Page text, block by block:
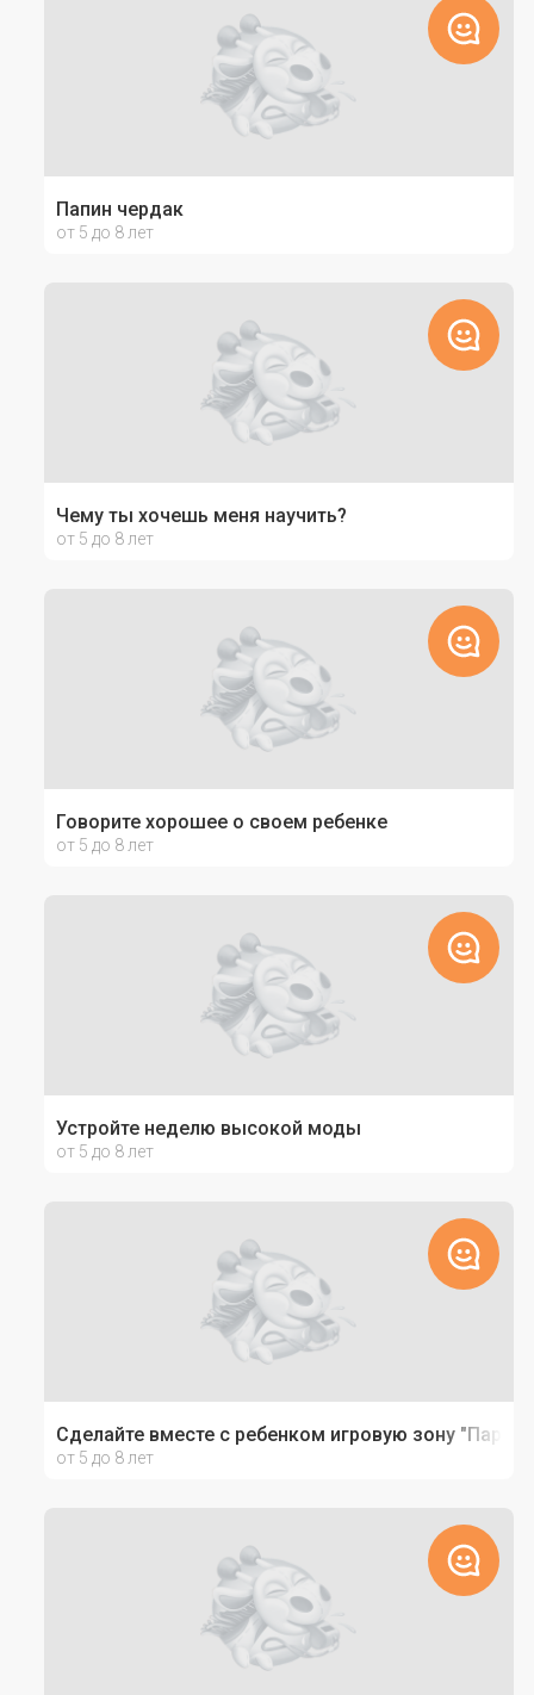
Папин чердак
от 5 до 8 лет
Чему ты хочешь меня научить?
от 5 до 8 лет
Говорите хорошее о своем ребенке
от 5 до 8 лет
Устройте неделю высокой моды
от 5 до 8 лет
Сделайте вместе с ребенком игровую зону "Парк
от 5 до 8 лет